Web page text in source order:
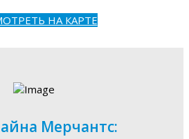
НА КАРТЕ
Мерчантс: